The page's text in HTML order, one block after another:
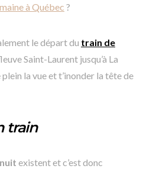
à Québec ?
le départ du train de
Saint-Laurent jusqu’à La
la vue et t’inonder la tête de
train
existent et c’est donc